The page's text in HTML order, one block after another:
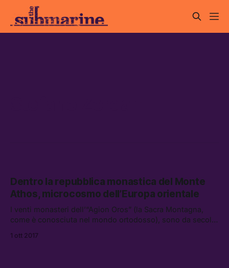
Dentro la repubblica monastica del Monte
Athos, microcosmo dell’Europa orientale
I venti monasteri dell’“Agion Oros” (la Sacra Montagna,
come è conosciuta nel mondo ortodosso), sono da secoli
dell’ortodossia cristiana.
1 ott 2017